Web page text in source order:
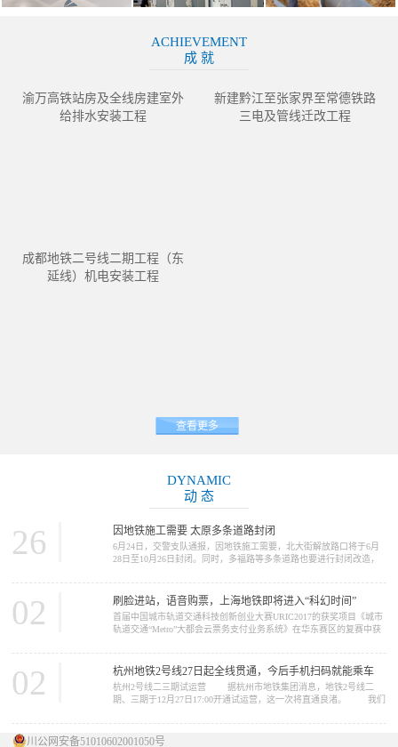
ACHIEVEMENT
成 就
渝万高铁站房及全线房建室外
给排水安装工程
新建黔江至张家界至常德铁路
三电及管线迁改工程
成都地铁二号线二期工程（东
延线）机电安装工程
查看更多
DYNAMIC
动 态
因地铁施工需要 太原多条道路封闭
26
6月24日，交警支队通报，因地铁施工需要，北大街解放路口将于6月
28日至10月26日封闭。同时，多福路等多条道路也要进行封闭改造，
口将于6月28日至10月26日封闭施工。施工期间，路口禁止一切车辆通
行，车辆可绕行胜利街、五一路、北肖墙。 多福路（规划摄乐街
—柴化路）将于6月26日至11月30日进行改造施工，施工期间，施工路
段禁止一切车...
刷脸进站，语音购票，上海地铁即将进入“科幻时间”
02
首届中国城市轨道交通科技创新创业大赛URIC2017的获奖项目《城市
轨道交通“Metro”大都会云票务支付业务系统》在华东赛区的复赛中获
的好成绩。这个项目的完成单位是上海申通地铁集团。 我们今天
要报道的新闻，正与这个项目中的“Metro大都会...
杭州地铁2号线27日起全线贯通，今后手机扫码就能乘车
02
杭州2号线二三期试运营 据杭州市地铁集团消息，地铁2号线二
期、三期于12月27日17:00开通试运营，这一次将直通良渚。 我们
川公网安备51010602001050号